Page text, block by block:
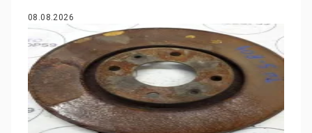
08.08.2026